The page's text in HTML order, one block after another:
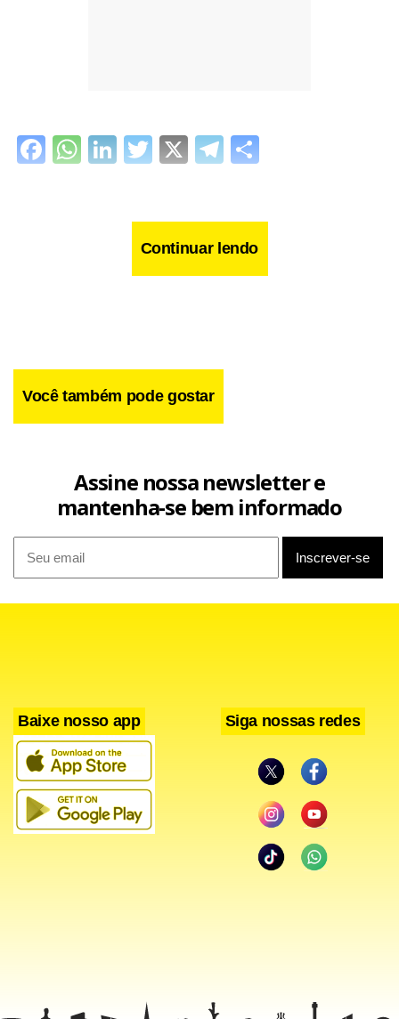
Facebook
WhatsApp
LinkedIn
Twitter
X Telegram
Continuar lendo
Você também pode gostar
Assine nossa newsletter e
mantenha-se bem informado
Baixe nosso app Siga nossas redes